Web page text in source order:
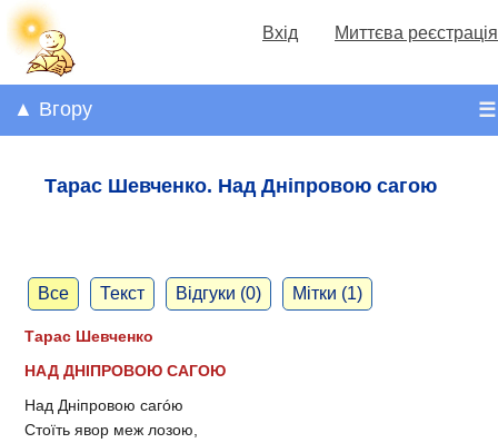
Вхід Миттєва реєстрація
☰
▲ Вгору
Тарас Шевченко. Над Дніпровою сагою
Все Текст Відгуки (0) Мітки (1)
Тарас Шевченко
НАД ДНІПРОВОЮ САГОЮ
Над Дніпровою сагóю
Стоїть явор меж лозою,